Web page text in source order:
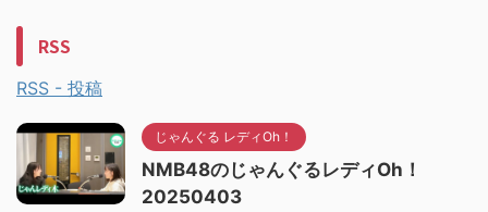
RSS
RSS - 投稿
じゃんぐる レディOh！
NMB48のじゃんぐるレディOh！
20250403